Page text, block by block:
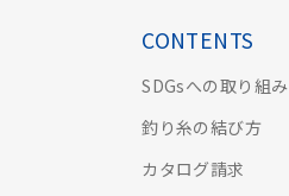
CONTENTS
SDGsへの取り組み
釣り糸の結び方
カタログ請求